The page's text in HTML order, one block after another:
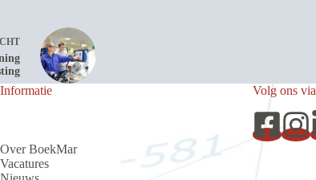
Informatie
Over BoekMar
Vacatures
Volg ons via